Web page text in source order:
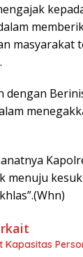
masyarakat
dengan
menuju
Kapasitas